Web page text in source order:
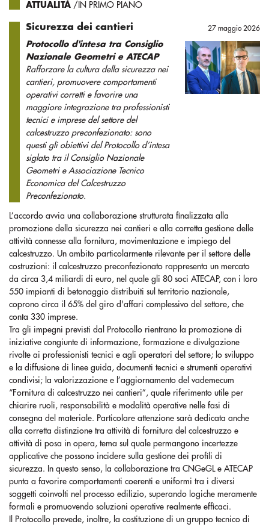
ATTUALITÀ /IN PRIMO PIANO
Sicurezza dei cantieri
Protocollo d'intesa tra Consiglio
Nazionale Geometri e ATECAP
Rafforzare la cultura della sicurezza nei
cantieri, promuovere comportamenti
operativi corretti e favorire una
maggiore integrazione tra professionisti
tecnici e imprese del settore del
calcestruzzo preconfezionato: sono
questi gli obiettivi del Protocollo d’intesa
siglato tra il Consiglio Nazionale
Geometri e Associazione Tecnico
Economica del Calcestruzzo
Preconfezionato.
27 maggio 2026
L’accordo avvia una collaborazione strutturata finalizzata alla
promozione della sicurezza nei cantieri e alla corretta gestione delle
attività connesse alla fornitura, movimentazione e impiego del
calcestruzzo. Un ambito particolarmente rilevante per il settore delle
costruzioni: il calcestruzzo preconfezionato rappresenta un mercato
da circa 3,4 miliardi di euro, nel quale gli 80 soci ATECAP, con i loro
550 impianti di betonaggio distribuiti sul territorio nazionale,
coprono circa il 65% del giro d'affari complessivo del settore, che
conta 330 imprese.
Tra gli impegni previsti dal Protocollo rientrano la promozione di
iniziative congiunte di informazione, formazione e divulgazione
rivolte ai professionisti tecnici e agli operatori del settore; lo sviluppo
e la diffusione di linee guida, documenti tecnici e strumenti operativi
condivisi; la valorizzazione e l’aggiornamento del vademecum
“Fornitura di calcestruzzo nei cantieri”, quale riferimento utile per
chiarire ruoli, responsabilità e modalità operative nelle fasi di
consegna del materiale. Particolare attenzione sarà dedicata anche
alla corretta distinzione tra attività di fornitura del calcestruzzo e
attività di posa in opera, tema sul quale permangono incertezze
applicative che possono incidere sulla gestione dei profili di
sicurezza. In questo senso, la collaborazione tra CNGeGL e ATECAP
punta a favorire comportamenti coerenti e uniformi tra i diversi
soggetti coinvolti nel processo edilizio, superando logiche meramente
formali e promuovendo soluzioni operative realmente efficaci.
Il Protocollo prevede, inoltre, la costituzione di un gruppo tecnico di